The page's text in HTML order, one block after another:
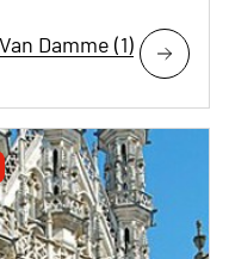
Damme (1)